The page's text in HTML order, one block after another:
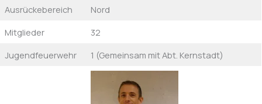
Ausrückebereich
Nord
Mitglieder
32
Jugendfeuerwehr
1 (Gemeinsam mit Abt. Kernstadt)